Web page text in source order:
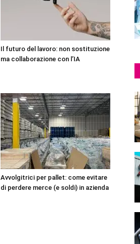
Il futuro del lavoro: non sostituzione
ma collaborazione con l’IA
Avvolgitrici per pallet: come evitare
di perdere merce (e soldi) in azienda